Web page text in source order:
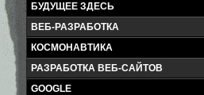
БУДУЩЕЕ ЗДЕСЬ
ВЕБ-РАЗРАБОТКА
КОСМОНАВТИКА
РАЗРАБОТКА ВЕБ-САЙТОВ
GOOGLE